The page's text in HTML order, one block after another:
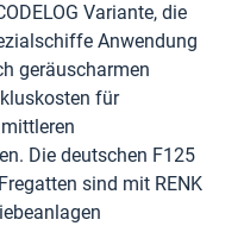
Variante, die
Anwendung
geräuscharmen
für
Die deutschen F125
sind mit RENK